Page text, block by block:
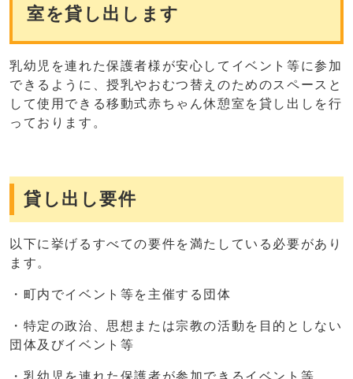
室を貸し出します
乳幼児を連れた保護者様が安心してイベント等に参加
できるように、授乳やおむつ替えのためのスペースと
して使用できる移動式赤ちゃん休憩室を貸し出しを行
っております。
貸し出し要件
以下に挙げるすべての要件を満たしている必要があり
ます。
・町内でイベント等を主催する団体
・特定の政治、思想または宗教の活動を目的としない
団体及びイベント等
・乳幼児を連れた保護者が参加できるイベント等